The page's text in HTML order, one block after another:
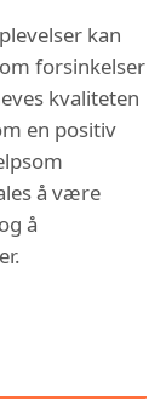
kan
forsinkelser
kvaliteten
en positiv
å være
å